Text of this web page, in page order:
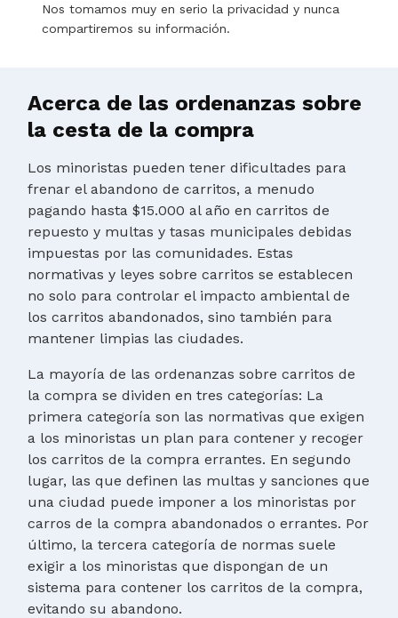
Nos tomamos muy en serio la privacidad y nunca
compartiremos su información.
Acerca de las ordenanzas sobre
la cesta de la compra
Los minoristas pueden tener dificultades para
frenar el abandono de carritos, a menudo
pagando hasta $15.000 al año en carritos de
repuesto y multas y tasas municipales debidas
impuestas por las comunidades. Estas
normativas y leyes sobre carritos se establecen
no solo para controlar el impacto ambiental de
los carritos abandonados, sino también para
mantener limpias las ciudades.
La mayoría de las ordenanzas sobre carritos de
la compra se dividen en tres categorías: La
primera categoría son las normativas que exigen
a los minoristas un plan para contener y recoger
los carritos de la compra errantes. En segundo
lugar, las que definen las multas y sanciones que
una ciudad puede imponer a los minoristas por
carros de la compra abandonados o errantes. Por
último, la tercera categoría de normas suele
exigir a los minoristas que dispongan de un
sistema para contener los carritos de la compra,
evitando su abandono.